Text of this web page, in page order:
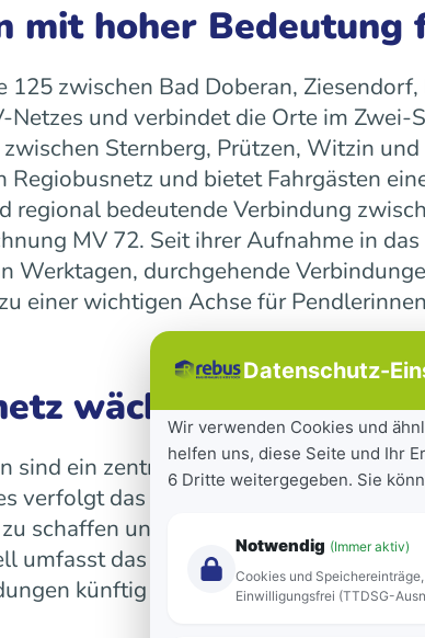
mit hoher Bedeutung
125 zwischen Bad Doberan,
Netzes und verbindet die Orte im
Sternberg, Prützen, Witzin
Regiobusnetz und bietet Fahrgästen
regional bedeutende Verbindung
MV 72. Seit ihrer Aufnahme in
Werktagen, durchgehende
einer wichtigen Achse für
wächst landesweit
sind ein zentraler Bestandteil der seit
verfolgt das Land das Ziel, Städte
schaffen und die Mobilität für
umfasst das landesweite Netz 16
künftig auf einen Blick zu
Datenschutz-
Wir verwenden Cookies und
helfen uns, diese Seite und Ihr
6 Dritte weitergegeben. Sie
Notwendig (Immer aktiv)
Cookies und
Einwilligungsfrei (TTDSG-